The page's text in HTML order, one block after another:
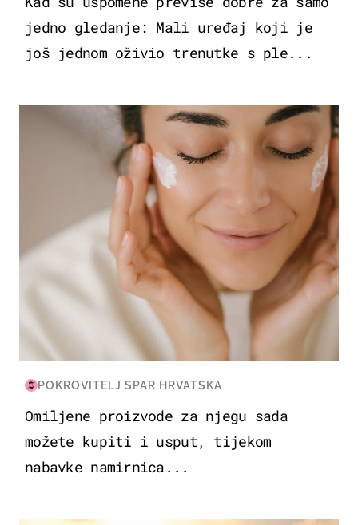
jedno gledanje: Mali uređaj koji je
još jednom oživio trenutke s ple...
MODA & LJEPOTA
POKROVITELJ SPAR HRVATSKA
Omiljene proizvode za njegu sada
možete kupiti i usput, tijekom
nabavke namirnica...